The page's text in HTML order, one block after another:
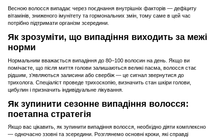
Весною волосся випадає через поєднання внутрішніх факторів — дефіциту
вітамінів, зниженого імунітету та гормональних змін, тому саме в цей час
потрібно підтримати організм зсередини.
Як зрозуміти, що випадіння виходить за межі
норми
Нормальним вважається випадіння до 80–100 волосин на день. Якщо ви
помічаєте, що після миття голови залишаються великі пасма, волосся стає
рідшим, з’являються залисини або свербіж — це сигнал звернутися до
трихолога. Спеціаліст проведе трихоскопію, визначить стан шкіри голови,
цибулин і призначить індивідуальне лікування.
Як зупинити сезонне випадіння волосся:
поетапна стратегія
Якщо вас цікавить, як зупинити випадіння волосся, необхідно діяти комплексно
— одночасно ззовні та зсередини. Розглянемо основні кроки, які справді